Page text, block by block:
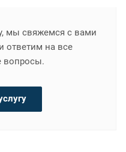
мы свяжемся с вами
ответим на все
вопросы.